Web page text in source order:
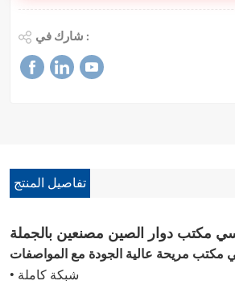
شارك في :
تفاصيل المنتج
مكتب دوار الصين مصنعين بالجملة
• شبكة كاملة